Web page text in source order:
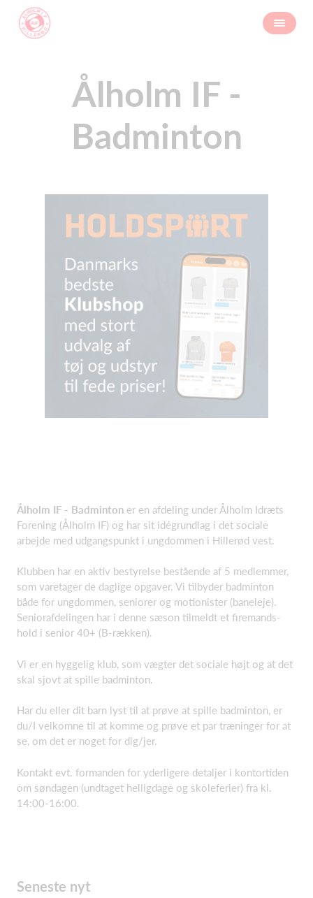
Ålholm IF -
Badminton
Ålholm IF - Badminton er en afdeling under Ålholm Idræts
Forening (Ålholm IF) og har sit idégrundlag i det sociale
arbejde med udgangspunkt i ungdommen i Hillerød vest.
Klubben har en aktiv bestyrelse bestående af 5 medlemmer,
som varetager de daglige opgaver. Vi tilbyder badminton
både for ungdommen, seniorer og motionister (baneleje).
Seniorafdelingen har i denne sæson tilmeldt et firemands-
hold i senior 40+ (B-rækken).
Vi er en hyggelig klub, som vægter det sociale højt og at det
skal sjovt at spille badminton.
Har du eller dit barn lyst til at prøve at spille badminton, er
du/I velkomne til at komme og prøve et par træninger for at
se, om det er noget for dig/jer.
Kontakt evt. formanden for yderligere detaljer i kontortiden
om søndagen (undtaget helligdage og skoleferier) fra kl.
14:00-16:00.
Seneste nyt